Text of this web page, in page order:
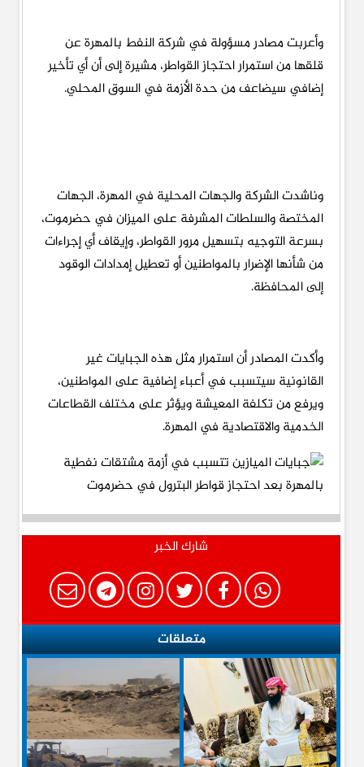
وأعربت مصادر مسؤولة في شركة النفط بالمهرة عن
قلقها من استمرار احتجاز القواطر، مشيرة إلى أن أي تأخير
إضافي سيضاعف من حدة الأزمة في السوق المحلي.
وناشدت الشركة والجهات المحلية في المهرة، الجهات
المختصة والسلطات المشرفة على الميزان في حضرموت،
بسرعة التوجيه بتسهيل مرور القواطر، وإيقاف أي إجراءات
من شأنها الإضرار بالمواطنين أو تعطيل إمدادات الوقود
إلى المحافظة.
وأكدت المصادر أن استمرار مثل هذه الجبايات غير
القانونية سيتسبب في أعباء إضافية على المواطنين،
ويرفع من تكلفة المعيشة ويؤثر على مختلف القطاعات
الخدمية والاقتصادية في المهرة.
شارك الخبر
متعلقات